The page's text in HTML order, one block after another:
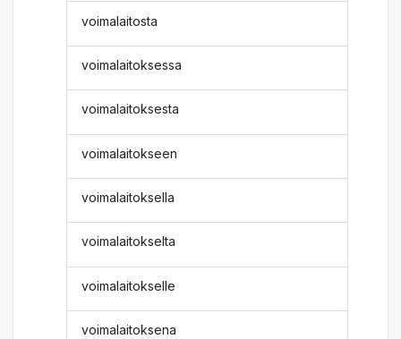
voimalaitosta
voimalaitoksessa
voimalaitoksesta
voimalaitokseen
voimalaitoksella
voimalaitokselta
voimalaitokselle
voimalaitoksena